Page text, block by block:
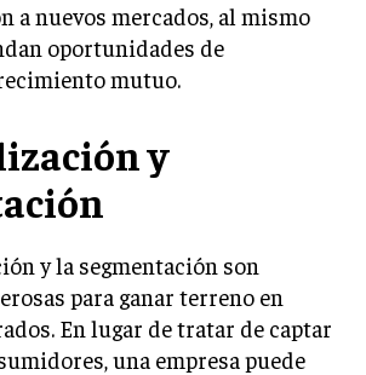
GLOBAL
Y EXPORTACIÓN
Y MEDIO AMBIENTE
DIGITAL
Y BUSINESS
a nuevos mercados, al mismo
oportunidades de
mutuo.
y
y la segmentación son
para ganar terreno en
En lugar de tratar de captar
una empresa puede